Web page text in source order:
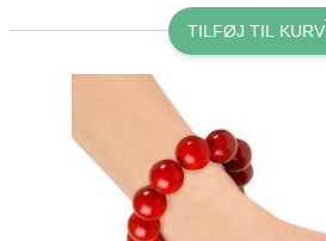
TILFØJ TIL KURV